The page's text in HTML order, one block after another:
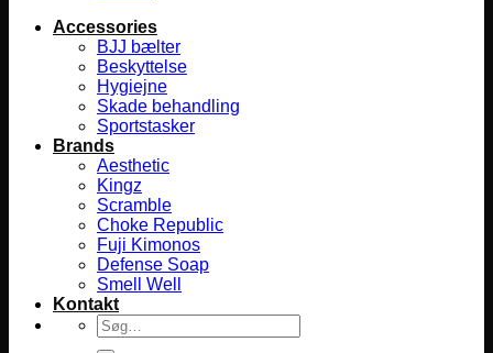
Accessories
BJJ bælter
Beskyttelse
Hygiejne
Skade behandling
Sportstasker
Brands
Aesthetic
Kingz
Scramble
Choke Republic
Fuji Kimonos
Defense Soap
Smell Well
Kontakt
Søg
efter: